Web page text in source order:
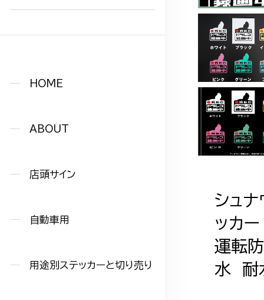
HOME
ABOUT
店頭サイン
自動車用
用途別ステッカーと切り売り
シュ
ッカ
運転
水 耐